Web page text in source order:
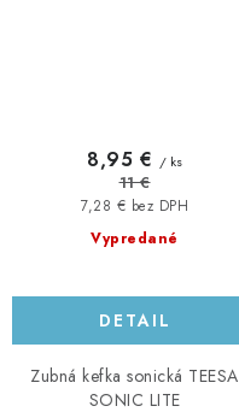
Vypredané
7,28 € bez DPH
8,95 € / ks
11 €
DETAIL
Zubná kefka sonická TEESA
SONIC LITE